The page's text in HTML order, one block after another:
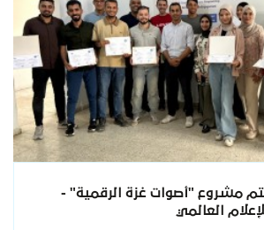
مشروع "أصوات غزة الرقمية" -
العالمي